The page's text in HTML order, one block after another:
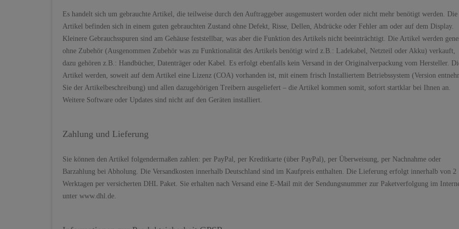
Es handelt sich um gebrauchte Artikel, die teilweise durch den Auftraggeber ausgemustert worden oder nicht mehr benötigt werden. Die
Artikel befinden sich in einem guten gebrauchten Zustand ohne Defekt, Risse, Dellen, Abdrücke oder Fehler am oder auf dem Display.
Kleinere Gebrauchsspuren sind am Gehäuse feststellbar, was aber die Funktion des Artikels nicht beeinträchtigt. Die Artikel werden
ohne Zubehör (Ausgenommen Zubehör was zu Funktionalität des Artikels benötigt wird z.B.: Ladekabel, Netzteil oder Akku) verkauft,
dazu gehören z.B.: Handbücher, Datenträger oder Kabel. Es erfolgt ebenfalls kein Versand in der Originalverpackung vom Hersteller.
Artikel werden, soweit auf dem Artikel eine Lizenz (COA) vorhanden ist, mit einem frisch Installiertem Betriebssystem (Version
Sie der Artikelbeschreibung) und allen dazugehörigen Treibern ausgeliefert – die Artikel kommen somit, sofort startklar bei Ihnen an.
Weitere Software oder Updates sind nicht auf den Geräten installiert.
Zahlung und Lieferung
Sie können den Artikel folgendermaßen zahlen: per PayPal, per Kreditkarte (über PayPal), per Überweisung, per Nachnahme oder
Barzahlung bei Abholung. Die Versandkosten innerhalb Deutschland sind im Kaufpreis enthalten. Die Lieferung erfolgt innerhalb von 2
Werktagen per versicherten DHL Paket. Sie erhalten nach Versand eine E-Mail mit der Sendungsnummer zur Paketverfolgung im
unter www.dhl.de.